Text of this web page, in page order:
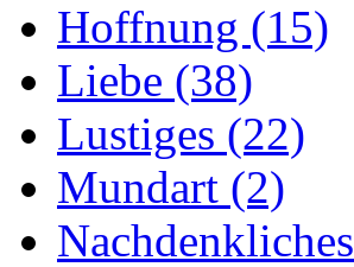
Hoffnung (15)
Liebe (38)
Lustiges (22)
Mundart (2)
Nachdenkliches